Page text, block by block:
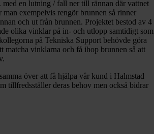
en lutning / fall ner till rännan där vattnet
exempelvis rengör brunnen så rinner
och ut från brunnen. Projektet bestod av 4
olika vinklar på in- och utlopp samtidigt som
på Tekniska Support behövde göra
matcha vinklarna och få ihop brunnen så att
över att få hjälpa vår kund i Halmstad
tillfredsställer deras behov men också bidrar